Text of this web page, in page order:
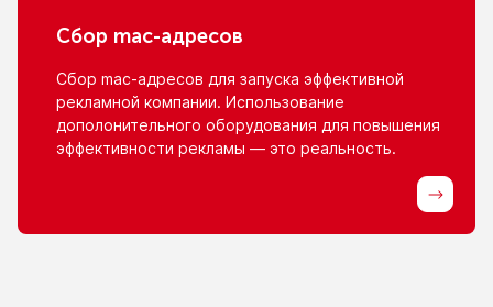
Сбор mac-адресов
Сбор mac-адресов для запуска эффективной
рекламной компании. Использование
дополонительного оборудования для повышения
эффективности рекламы — это реальность.